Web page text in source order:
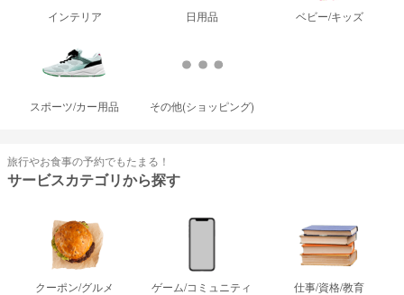
インテリア 日用品 ベビー/キッズ
スポーツ/カー用品 その他(ショッピング)
旅行やお食事の予約でもたまる！
サービスカテゴリから探す
クーポン/グルメ ゲーム/コミュニティ 仕事/資格/教育